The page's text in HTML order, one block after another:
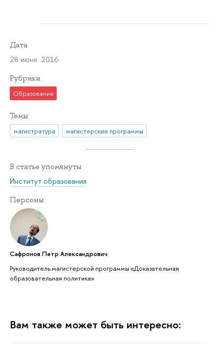
Дата
28 июня 2016
Рубрики
Образование
Темы
магистратура магистерские программы
В статье упомянуты
Институт образования
Персоны
Сафронов Петр Александрович
Руководитель магистерской программы «Доказательная
образовательная политика»
Вам также может быть интересно: